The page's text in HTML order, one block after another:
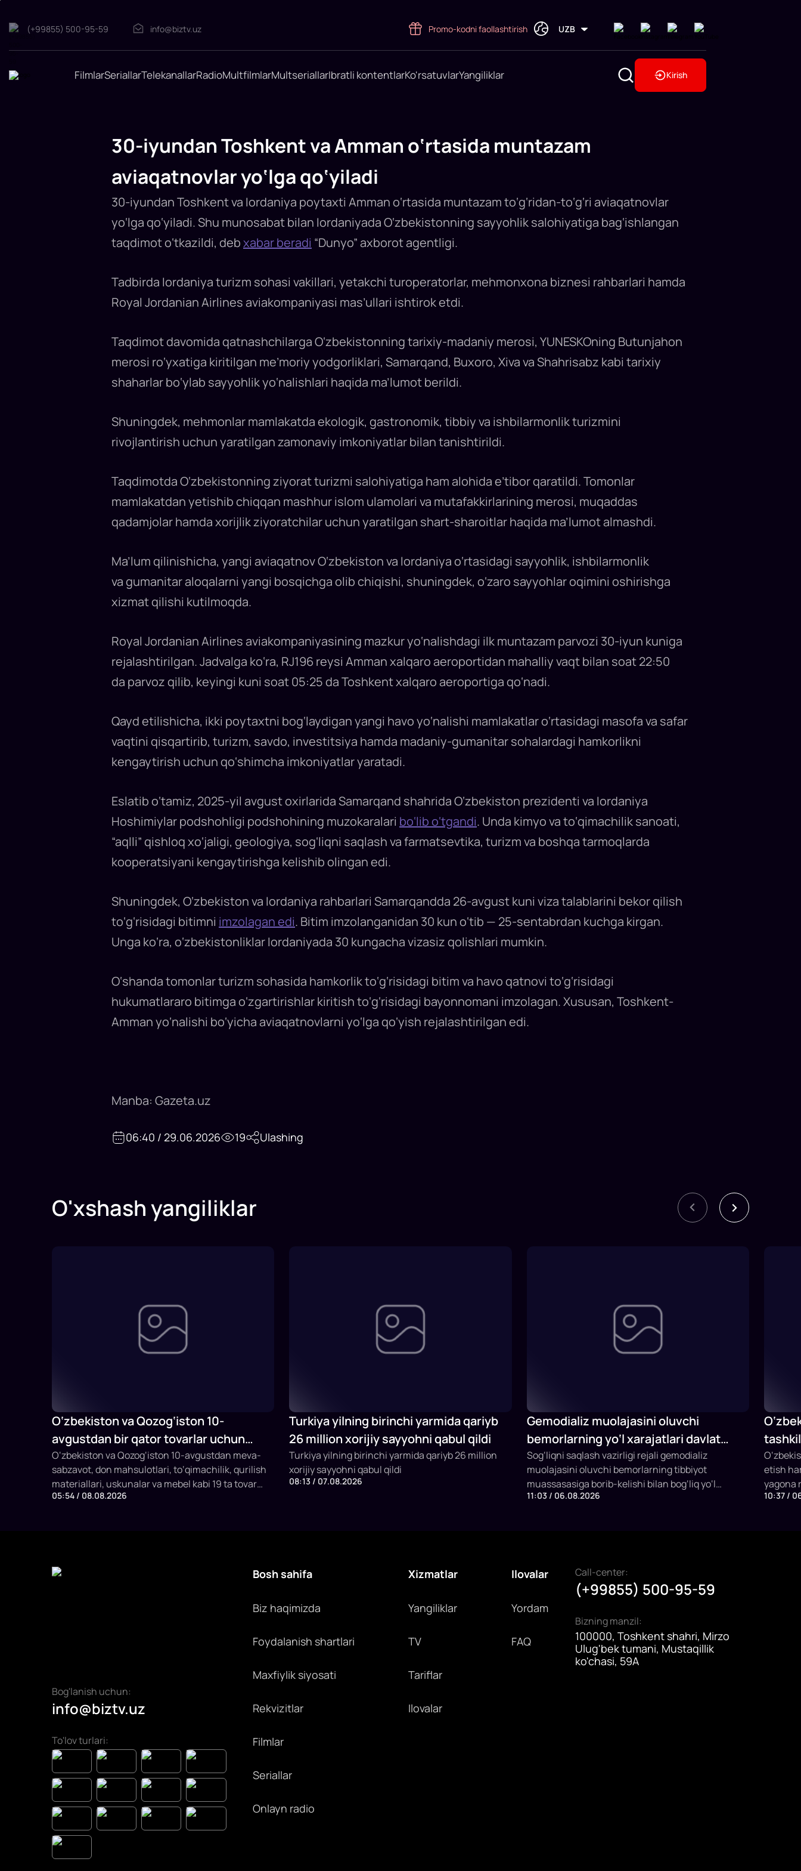
30-
(+99855) 500-95-59 info@biztv.uz Promo-kodni faollashtirish UZB
FilmlarSeriallarTelekanallarRadioMultfilmlarMultseriallarIbratli kontentlarKo'rsatuvlarYangiliklar Kirish
30-iyundan Toshkent va Amman o‘rtasida muntazam
aviaqatnovlar yo‘lga qo‘yiladi
30-iyundan Toshkent va Iordaniya poytaxti Amman o‘rtasida muntazam to‘g‘ridan-to‘g‘ri aviaqatnovlar
yo‘lga qo‘yiladi. Shu munosabat bilan Iordaniyada O‘zbekistonning sayyohlik salohiyatiga bag‘ishlangan
taqdimot o‘tkazildi, debxabar beradi “Dunyo” axborot agentligi.
Tadbirda Iordaniya turizm sohasi vakillari, yetakchi turoperatorlar, mehmonxona biznesi rahbarlari hamda
Royal Jordanian Airlines aviakompaniyasi mas’ullari ishtirok etdi.
Taqdimot davomida qatnashchilarga O‘zbekistonning tarixiy-madaniy merosi, YUNESKOning Butunjahon
merosi ro‘yxatiga kiritilgan me’moriy yodgorliklari, Samarqand, Buxoro, Xiva va Shahrisabz kabi tarixiy
shaharlar bo‘ylab sayyohlik yo‘nalishlari haqida ma’lumot berildi.
Shuningdek, mehmonlar mamlakatda ekologik, gastronomik, tibbiy va ishbilarmonlik turizmini
rivojlantirish uchun yaratilgan zamonaviy imkoniyatlar bilan tanishtirildi.
Taqdimotda O‘zbekistonning ziyorat turizmi salohiyatiga ham alohida e’tibor qaratildi. Tomonlar
mamlakatdan yetishib chiqqan mashhur islom ulamolari va mutafakkirlarining merosi, muqaddas
qadamjolar hamda xorijlik ziyoratchilar uchun yaratilgan shart-sharoitlar haqida ma’lumot almashdi.
Ma’lum qilinishicha, yangi aviaqatnov O‘zbekiston va Iordaniya o‘rtasidagi sayyohlik, ishbilarmonlik
va gumanitar aloqalarni yangi bosqichga olib chiqishi, shuningdek, o‘zaro sayyohlar oqimini oshirishga
xizmat qilishi kutilmoqda.
Royal Jordanian Airlines aviakompaniyasining mazkur yo‘nalishdagi ilk muntazam parvozi 30-iyun kuniga
rejalashtirilgan. Jadvalga ko‘ra, RJ196 reysi Amman xalqaro aeroportidan mahalliy vaqt bilan soat 22:50
da parvoz qilib, keyingi kuni soat 05:25 da Toshkent xalqaro aeroportiga qo‘nadi.
Qayd etilishicha, ikki poytaxtni bog‘laydigan yangi havo yo‘nalishi mamlakatlar o‘rtasidagi masofa va safar
vaqtini qisqartirib, turizm, savdo, investitsiya hamda madaniy-gumanitar sohalardagi hamkorlikni
kengaytirish uchun qo‘shimcha imkoniyatlar yaratadi.
Eslatib o‘tamiz, 2025-yil avgust oxirlarida Samarqand shahrida O‘zbekiston prezidenti va Iordaniya
Hoshimiylar podshohligi podshohining muzokaralari bo‘lib o‘tgandi. Unda kimyo va to‘qimachilik sanoati,
“aqlli” qishloq xo‘jaligi, geologiya, sog‘liqni saqlash va farmatsevtika, turizm va boshqa tarmoqlarda
kooperatsiyani kengaytirishga kelishib olingan edi.
Shuningdek, O‘zbekiston va Iordaniya rahbarlari Samarqandda 26-avgust kuni viza talablarini bekor qilish
to‘g‘risidagi bitimni imzolagan edi. Bitim imzolanganidan 30 kun o‘tib — 25-sentabrdan kuchga kirgan.
Unga ko‘ra, o‘zbekistonliklar Iordaniyada 30 kungacha vizasiz qolishlari mumkin.
O‘shanda tomonlar turizm sohasida hamkorlik to‘g‘risidagi bitim va havo qatnovi to‘g‘risidagi
hukumatlararo bitimga o‘zgartirishlar kiritish to‘g‘risidagi bayonnomani imzolagan. Xususan, Toshkent-
Amman yo‘nalishi bo‘yicha aviaqatnovlarni yo‘lga qo‘yish rejalashtirilgan edi.
Manba: Gazeta.uz
06:40 / 29.06.2026 19 Ulashing
O'xshash yangiliklar
O‘zbekiston va Qozog‘iston 10-
avgustdan bir qator tovarlar uchun
savdodagi to‘siqlarni bekor qiladi
O‘zbekiston va Qozog‘iston 10-avgustdan meva-
sabzavot, don mahsulotlari, to‘qimachilik, qurilish
materiallari, uskunalar va mebel kabi 19 ta tovar
guruhi uchun tarif va notarif cheklovlarni bekor
05:54 / 08.08.2026
Turkiya yilning birinchi yarmida qariyb
26 million xorijiy sayyohni qabul qildi
Turkiya yilning birinchi yarmida qariyb 26 million
xorijiy sayyohni qabul qildi
08:13 / 07.08.2026
Gemodializ muolajasini oluvchi
bemorlarning yo‘l xarajatlari davlat
budjeti hisobidan qoplab berilishi
mumkin
Sog‘liqni saqlash vazirligi rejali gemodializ
muolajasini oluvchi bemorlarning tibbiyot
muassasasiga borib-kelishi bilan bog‘liq yo‘l
xarajatlarini davlat budjeti hisobidan qoplashning
11:03 / 06.08.2026
ishga
etish
yagona
etildi.
10:37 /
Bog'lanish uchun:
info@biztv.uz
To'lov turlari:
Bosh sahifa
Biz haqimizda
Foydalanish shartlari
Maxfiylik siyosati
Rekvizitlar
Filmlar
Seriallar
Onlayn radio
Xizmatlar
Yangiliklar
TV
Tariflar
Ilovalar
Ilovalar
Yordam
FAQ
Call-center:
(+99855) 500-95-59
Bizning manzil:
100000, Toshkent shahri, Mirzo
Ulug'bek tumani, Mustaqillik
ko'chasi, 59A